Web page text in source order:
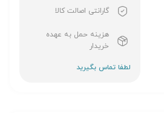
گارانتی اصالت کالا
هزینه حمل به عهده
خریدار